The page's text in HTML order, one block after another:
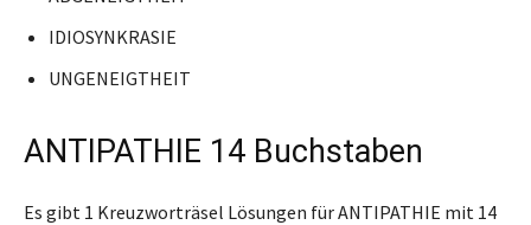
IDIOSYNKRASIE
UNGENEIGTHEIT
ANTIPATHIE 14 Buchstaben
Es gibt 1 Kreuzworträsel Lösungen für ANTIPATHIE mit 14